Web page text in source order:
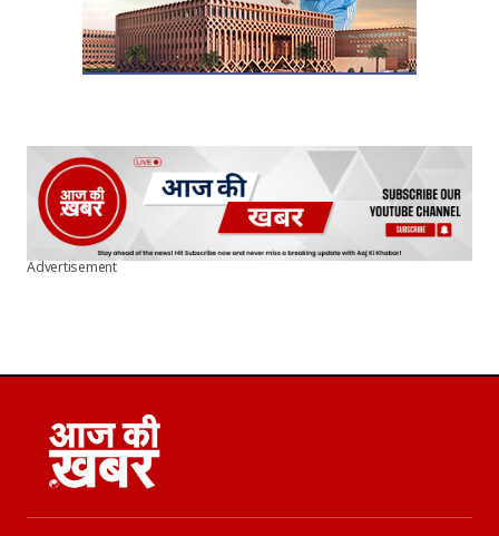
Advertisement